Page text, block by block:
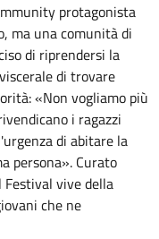
protagonista
ma una comunità di
di riprendersi la
di trovare
«Non vogliamo più
i ragazzi
di abitare la
persona». Curato
vive della
che ne